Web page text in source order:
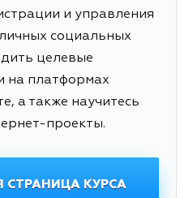
и управления
социальных
целевые
на платформах
а также научитесь
проекты.
КУРСА